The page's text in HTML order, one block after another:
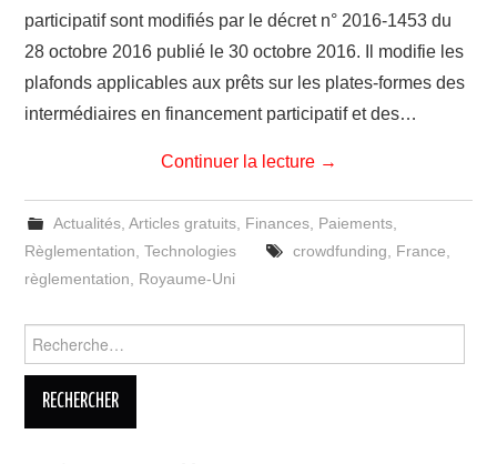
participatif sont modifiés par le décret n° 2016-1453 du
28 octobre 2016 publié le 30 octobre 2016. Il modifie les
plafonds applicables aux prêts sur les plates-formes des
intermédiaires en financement participatif et des…
Continuer la lecture →
Actualités, Articles gratuits, Finances, Paiements,
Règlementation ,Technologies crowdfunding France
règlementation
Royaume-Uni